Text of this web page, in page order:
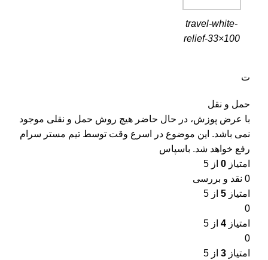
travel-white-
relief-33×100
ت
حمل و نقل
با عرض پوزش، در حال حاضر هیچ روش حمل و نقلی موجود
نمی باشد. این موضوع در اسرع وقت توسط تیم مستر سرام
رفع خواهد شد. باسپاس
امتیاز 0 از 5
0 نقد و بررسی
امتیاز 5 از 5
0
امتیاز 4 از 5
0
امتیاز 3 از 5